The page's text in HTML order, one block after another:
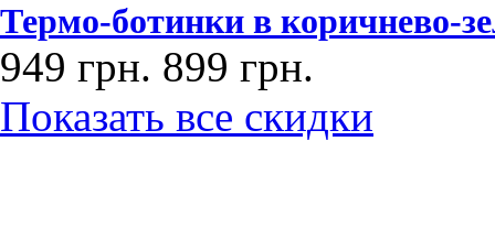
Термо-ботинки в коричнево-
949 грн. 899 грн.
Показать все скидки